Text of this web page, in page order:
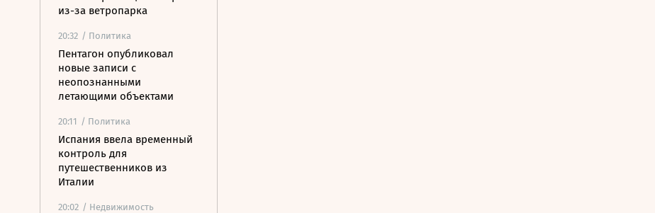
из-за ветропарка
20:32 / Политика
Пентагон опубликовал
новые записи с
неопознанными
летающими объектами
20:11 / Политика
Испания ввела временный
контроль для
путешественников из
Италии
20:02 / Недвижимость